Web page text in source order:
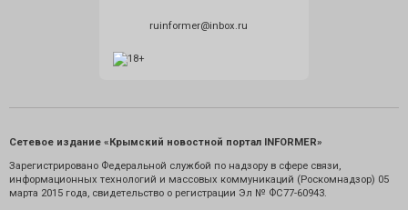
ruinformer@inbox.ru
Сетевое издание «Крымский новостной портал INFORMER»
Зарегистрировано Федеральной службой по надзору в сфере связи,
информационных технологий и массовых коммуникаций (Роскомнадзор) 05
марта 2015 года, свидетельство о регистрации Эл № ФС77-60943.